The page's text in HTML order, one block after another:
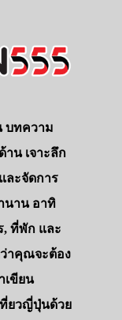
บทความ
น เจาะลึก
ละจัดการ
นาน อาทิ
, ที่พัก และ
ว่าคุณจะต้อง
เขียน
ที่ยวญี่ปุ่นด้วย